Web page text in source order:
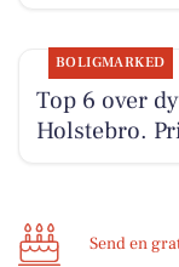
BOLIGMARKED
Top 6 over
Holstebro.
Send en